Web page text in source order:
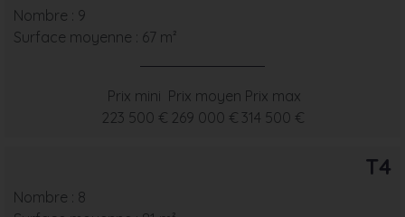
Nombre : 9
Surface moyenne : 67 m²
Prix mini
223 500 €
Prix moyen
269 000 €
Prix max
314 500 €
T4
Nombre : 8